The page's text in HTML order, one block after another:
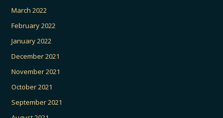
March 2022
February 2022
January 2022
December 2021
November 2021
October 2021
September 2021